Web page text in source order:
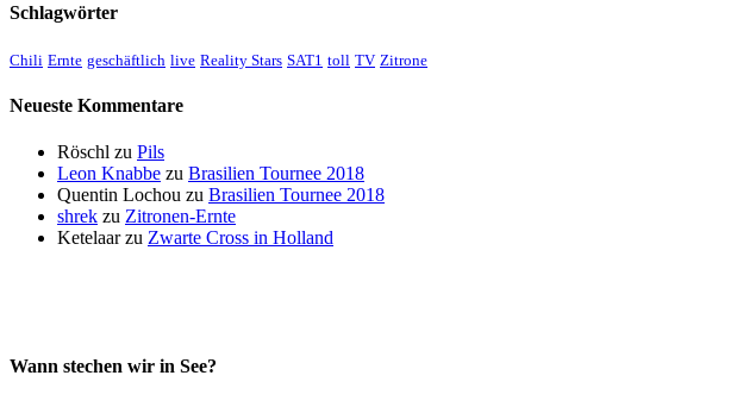
Schlagwörter
Chili Ernte geschäftlich live Reality Stars SAT1 toll TV Zitrone
Neueste Kommentare
Röschl zu Pils
Leon Knabbe zu Brasilien Tournee 2018
Quentin Lochou zu Brasilien Tournee 2018
shrek zu Zitronen-Ernte
Ketelaarzu Zwarte Cross in Holland
Wann stechen wir in See?